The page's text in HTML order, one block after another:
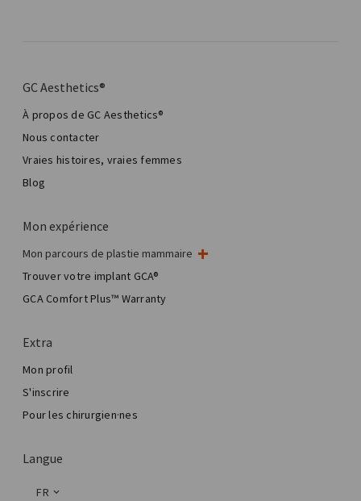
GC Aesthetics®
À propos de GC Aesthetics®
Nous contacter
Vraies histoires, vraies femmes
Blog
Mon expérience
Mon parcours de plastie mammaire
Ma chirurgie mammaire
Chirurgie esthétique mammaire
Total Breast Reconstruction™
Trouver votre implant GCA®
GCA Comfort Plus™ Warranty
Extra
Mon profil
S'inscrire
Pour les chirurgien·nes
Langue
FR